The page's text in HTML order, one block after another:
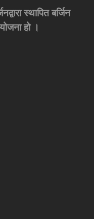
स्थापित बर्जिन
हो ।